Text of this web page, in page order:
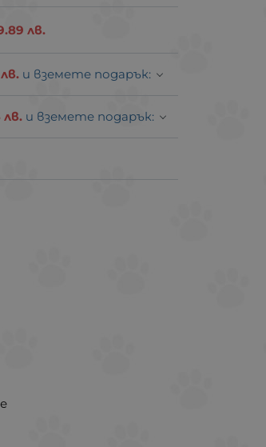
лв.
лв. и вземете подарък:
лв. и вземете подарък: